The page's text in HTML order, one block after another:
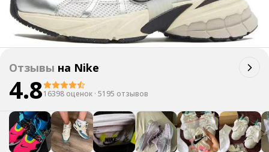
Отзывы на Nike
4.816398 оценок · 5195 отзывов